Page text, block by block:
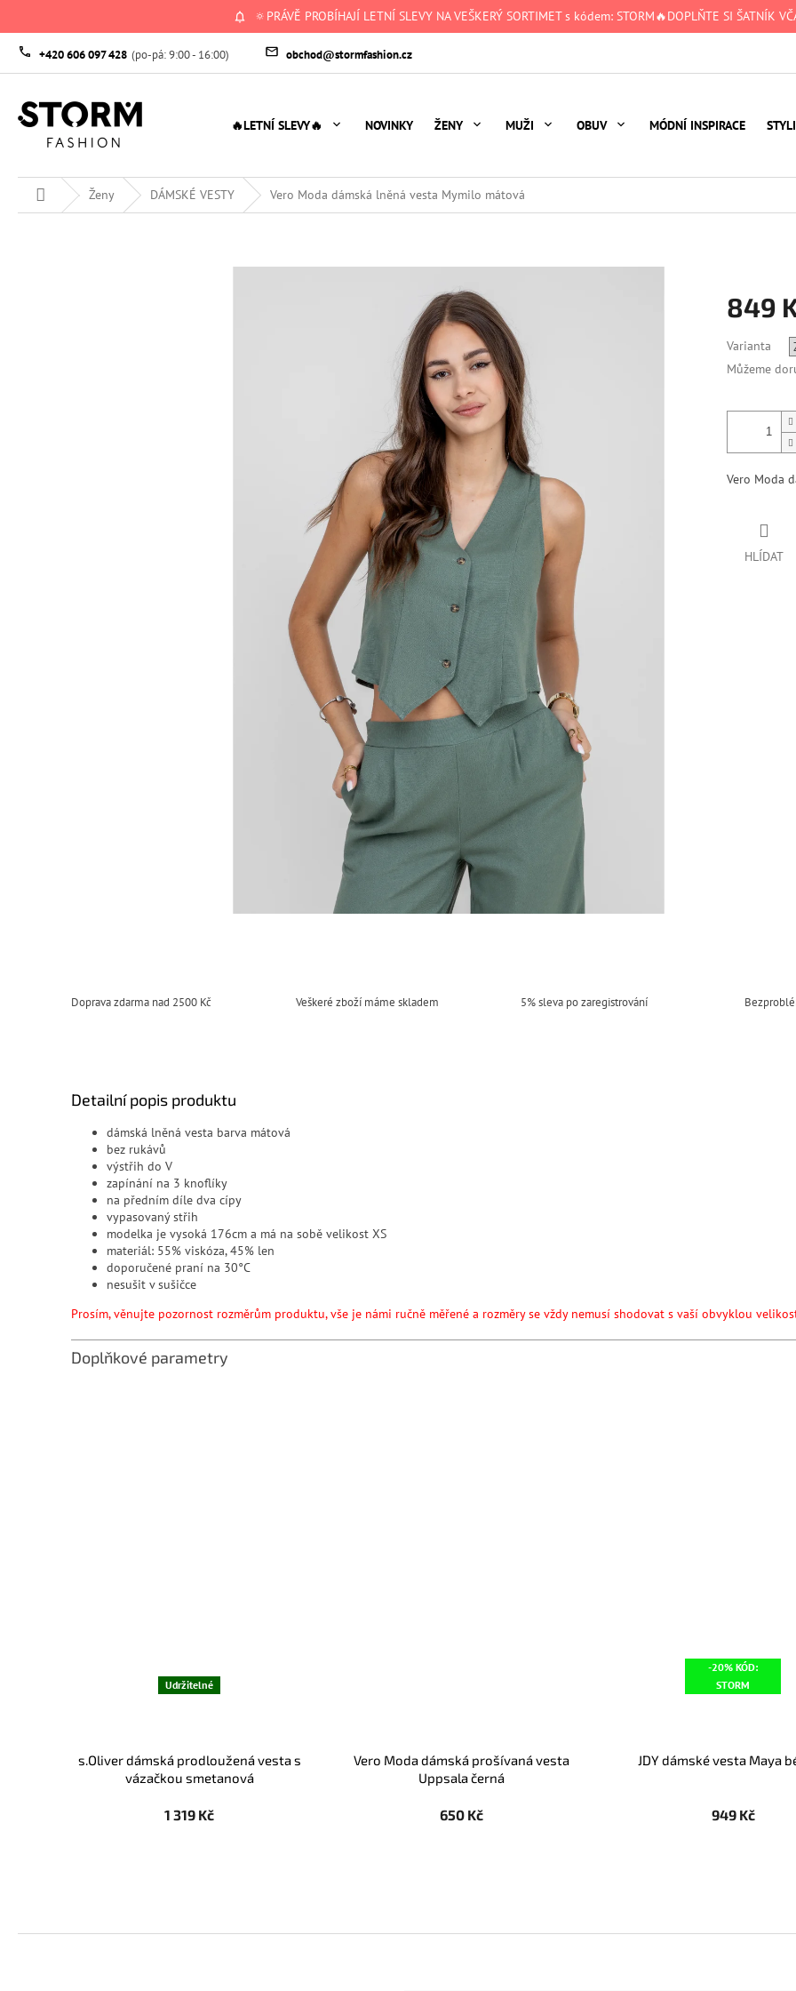
🔅PRÁVĚ PROBÍHAJÍ LETNÍ SLEVY NA VEŠKERÝ SORTIMET s kódem: STORM🔥DOPLŇTE SI ŠATNÍK
+420 606 097 428 obchod@stormfashion.cz
🔥LETNÍ SLEVY🔥 NOVINKY ŽENY MUŽI OBUV MÓDNÍ INSPIRACE
Domů Ženy DÁMSKÉ VESTY Vero Moda dámská lněná vesta Mymilo mátová
849
cena:
Varianta
Můžeme
Vero Moda
HLÍDAT
Doprava zdarma nad 2500 Kč Veškeré zboží máme skladem 5% sleva po zaregistrování
Detailní popis produktu
dámská lněná vesta barva mátová
bez rukávů
výstřih do V
zapínání na 3 knoflíky
na předním díle dva cípy
vypasovaný střih
modelka je vysoká 176cm a má na sobě velikost XS
materiál: 55% viskóza, 45% len
doporučené praní na 30°C
nesušit v
Prosím, věnujte pozornost rozměrům produktu, vše je námi ručně měřené a rozměry se vždy nemusí shodovat s vaší obvyklou
Doplňkové parametry
Udržitelné
s.Oliver dámská prodloužená vesta s
vázačkou smetanová
1 319 Kč
Vero Moda dámská prošívaná vesta
Uppsala černá
650 Kč
-20% KÓD:
STORM
JDY dámské vesta Maya
949 Kč